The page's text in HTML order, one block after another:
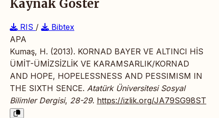
Kaynak Göster
RIS /
Bibtex
APA
Kumaş, H. (2013). KORNAD BAYER VE ALTINCI HİS
ÜMİT-ÜMİZSİZLİK VE KARAMSARLIK/KORNAD
AND HOPE, HOPELESSNESS AND PESSIMISM IN
THE SIXTH SENCE. Atatürk Üniversitesi Sosyal
Bilimler Dergisi, 28-29. https://izlik.org/JA79SG98ST